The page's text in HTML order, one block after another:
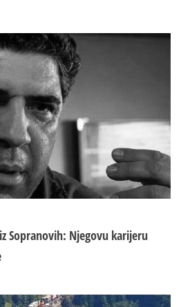
Sopranovih: Njegovu karijeru